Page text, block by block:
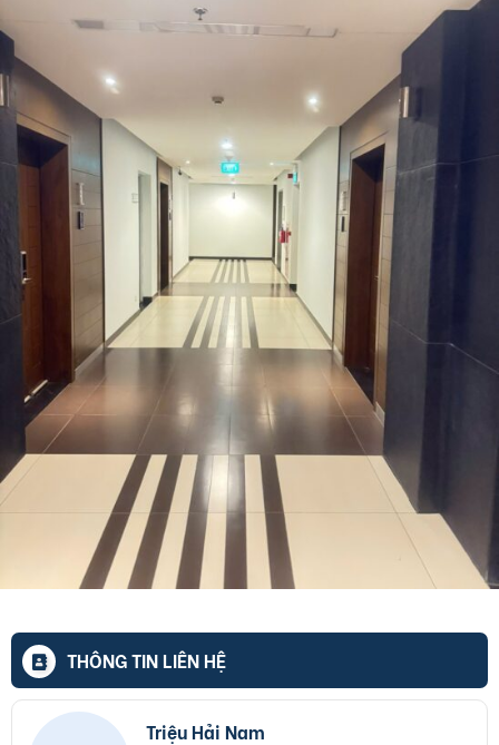
THÔNG TIN LIÊN HỆ
Triệu Hải Nam